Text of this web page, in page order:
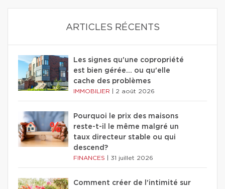
ARTICLES RÉCENTS
Les signes qu'une copropriété
est bien gérée… ou qu'elle
cache des problèmes
IMMOBILIER 2 août 2026
Pourquoi le prix des maisons
reste-t-il le même malgré un
taux directeur stable ou qui
descend?
FINANCES 31 juillet 2026
Comment créer de l'intimité sur